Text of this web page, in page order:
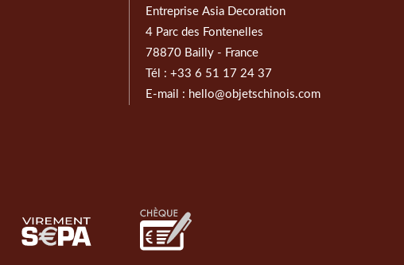
Entreprise Asia Decoration
4 Parc des Fontenelles
78870 Bailly - France
Tél : +33 6 51 17 24 37
E-mail : hello@objetschinois.com